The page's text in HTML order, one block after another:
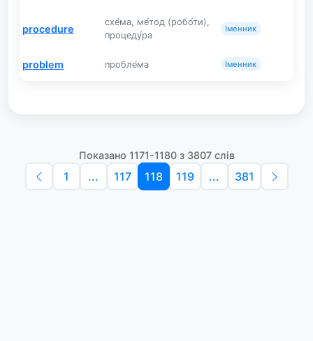
procedure
схе́ма, ме́тод (робо́ти),
процеду́ра
Іменник
problem пробле́ма Іменник
Показано 1171-1180 з 3807 слів
1 ... 117 118 119 ... 381